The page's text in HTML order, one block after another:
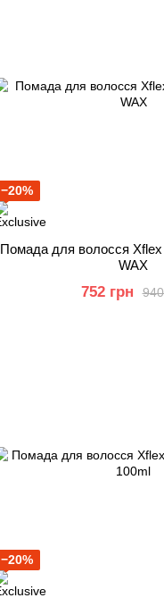
−20%
Помада для волосся
WAX
752 грн
−20%